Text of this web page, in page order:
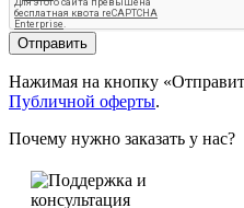
Отправить
Нажимая на кнопку
Публичной оферты.
Почему нужно заказать у нас?